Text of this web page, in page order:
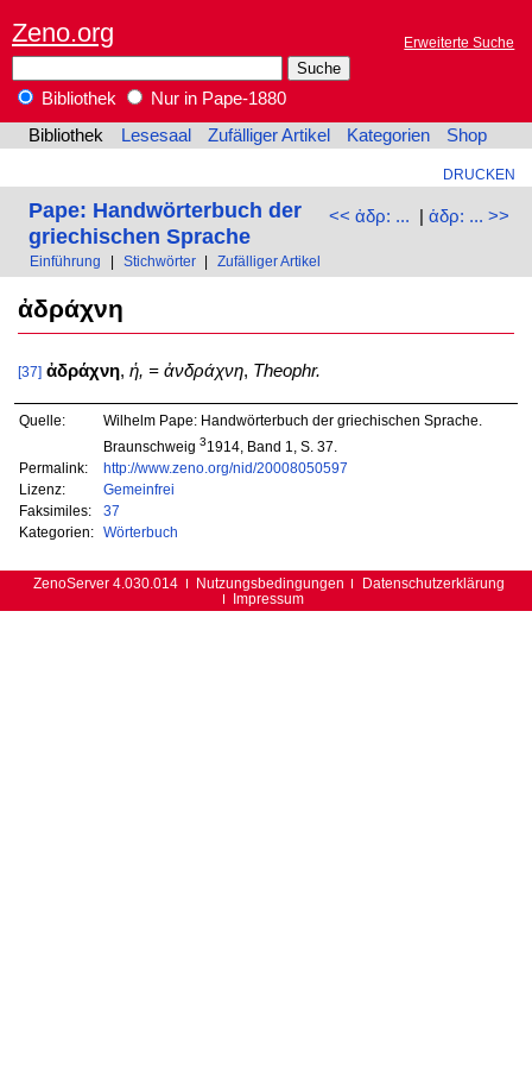
Zeno.org Erweiterte Suche
Bibliothek
Nur in Pape-1880
Bibliothek
Lesesaal Zufälliger Artikel Kategorien Shop
DRUCKEN
<< ἀδρ: ... | ἁδρ: ... >>
Pape: Handwörterbuch der
griechischen Sprache
Einführung Stichwörter Zufälliger Artikel
ἀδράχνη
[37] ἀδράχνη, ἡ, = ἀνδράχνη, Theophr.
Quelle:
Wilhelm Pape: Handwörterbuch der griechischen Sprache.
Braunschweig 31914, Band 1, S. 37.
Permalink:
http://www.zeno.org/nid/20008050597
Lizenz:
Gemeinfrei
Faksimiles:
37
Kategorien:
Wörterbuch
ZenoServer 4.030.014 Nutzungsbedingungen
Datenschutzerklärung
Impressum